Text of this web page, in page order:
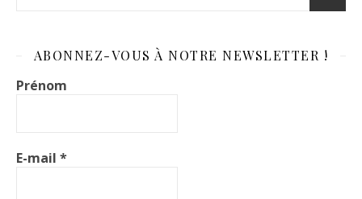
ABONNEZ-VOUS À NOTRE NEWSLETTER !
Prénom
E-mail *